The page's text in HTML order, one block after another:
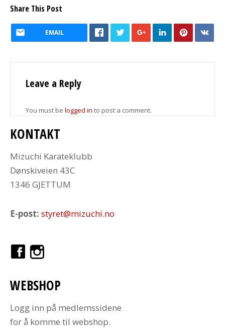
Share This Post
EMAIL
Leave a Reply
You must be logged in to post a comment.
KONTAKT
Mizuchi Karateklubb
Dønskiveien 43C
1346 GJETTUM
E-post: styret@mizuchi.no
WEBSHOP
Logg inn på medlemssidene
for å komme til webshop.